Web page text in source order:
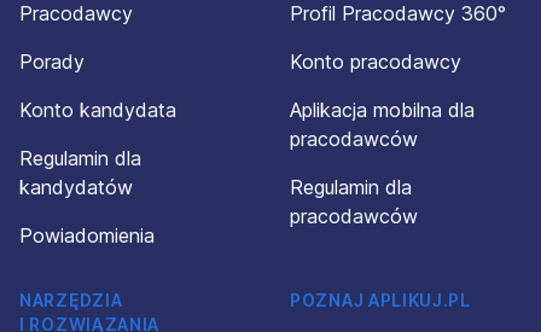
Pracodawcy
Porady
Konto kandydata
Regulamin dla
kandydatów
Powiadomienia
Profil Pracodawcy 360°
Konto pracodawcy
Aplikacja mobilna dla
pracodawców
Regulamin dla
pracodawców
NARZĘDZIA
I ROZWIĄZANIA
POZNAJ APLIKUJ.PL